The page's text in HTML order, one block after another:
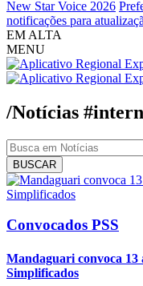
New Star Voice 2026
notificações para
EM ALTA
MENU
/Notícias
BUSCAR
Convocados PSS
Mandaguari convoca 13
Simplificados